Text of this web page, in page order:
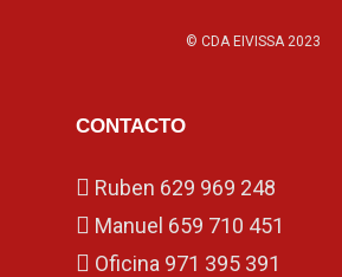
© CDA EIVISSA 2023
CONTACTO
Ruben 629 969 248
Manuel 659 710 451
Oficina 971 395 391